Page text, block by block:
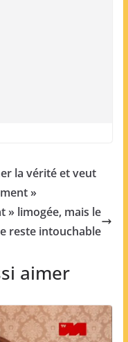
la vérité et veut
»
» limogée, mais le
reste intouchable
aimer